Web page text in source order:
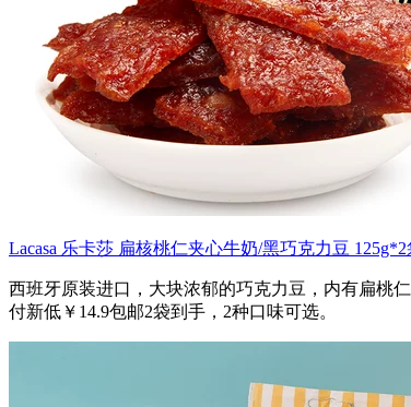
Lacasa 乐卡莎 扁核桃仁夹心牛奶/黑巧克力豆
西班牙原装进口，大块浓郁的巧克力豆，内有扁桃
付新低￥14.9包邮2袋到手，2种口味可选。